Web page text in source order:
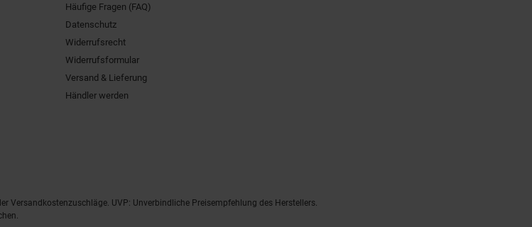
Häufige Fragen (FAQ)
Datenschutz
Widerrufsrecht
Widerrufsformular
Versand & Lieferung
Händler werden
Versandkostenzuschläge. UVP: Unverbindliche Preisempfehlung des Herstellers.